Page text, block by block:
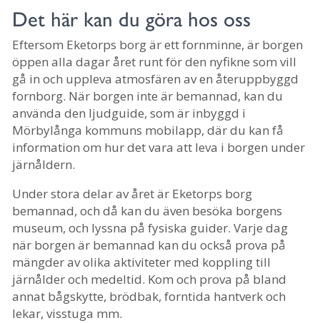
Det här kan du göra hos oss
Eftersom Eketorps borg är ett fornminne, är borgen
öppen alla dagar året runt för den nyfikne som vill
gå in och uppleva atmosfären av en återuppbyggd
fornborg. När borgen inte är bemannad, kan du
använda den ljudguide, som är inbyggd i
Mörbylånga kommuns mobilapp, där du kan få
information om hur det vara att leva i borgen under
järnåldern.
Under stora delar av året är Eketorps borg
bemannad, och då kan du även besöka borgens
museum, och lyssna på fysiska guider. Varje dag
när borgen är bemannad kan du också prova på
mängder av olika aktiviteter med koppling till
järnålder och medeltid. Kom och prova på bland
annat bågskytte, brödbak, forntida hantverk och
lekar, visstuga mm.